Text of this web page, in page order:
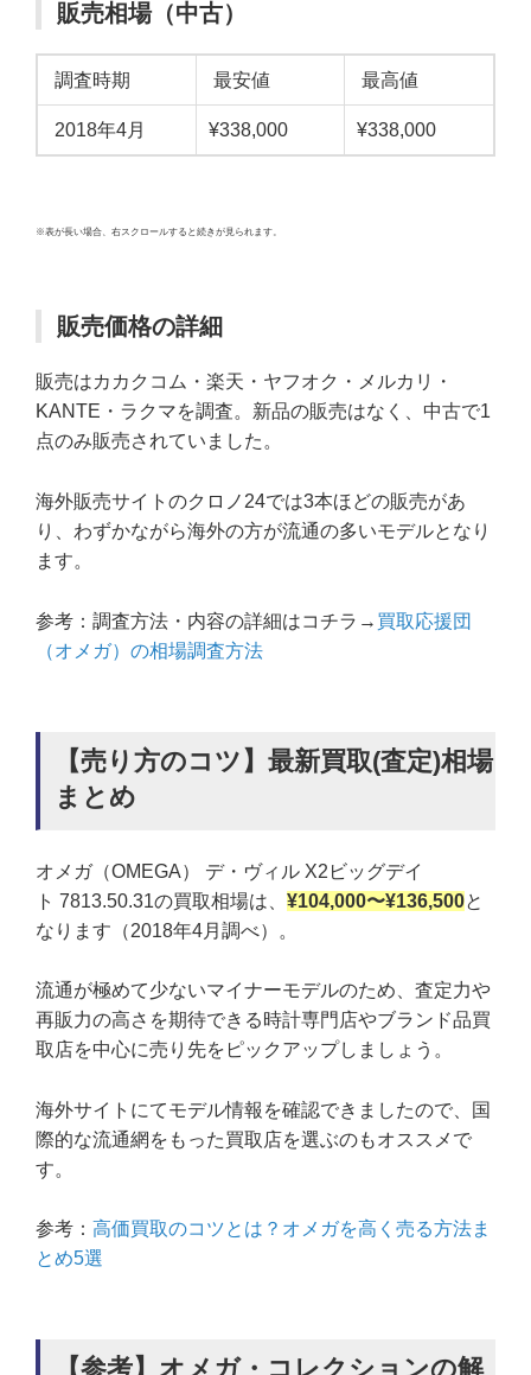
販売相場（中古）
調査時期 最安値 最高値
2018年4月 ¥338,000 ¥338,000
※表が長い場合、右スクロールすると続きが見られます。
販売価格の詳細
販売はカカクコム・楽天・ヤフオク・メルカリ・
KANTE・ラクマを調査。新品の販売はなく、中古で1
点のみ販売されていました。
海外販売サイトのクロノ24では3本ほどの販売があ
り、わずかながら海外の方が流通の多いモデルとなり
ます。
参考：調査方法・内容の詳細はコチラ→ 買取応援団
（オメガ）の相場調査方法
【売り方のコツ】最新買取(査定)相場
まとめ
オメガ（OMEGA） デ・ヴィル X2ビッグデイ
ト 7813.50.31の買取相場は、 ¥104,000〜¥136,500と
なります（2018年4月調べ）。
流通が極めて少ないマイナーモデルのため、査定力や
再販力の高さを期待できる時計専門店やブランド品買
取店を中心に売り先をピックアップしましょう。
海外サイトにてモデル情報を確認できましたので、国
際的な流通網をもった買取店を選ぶのもオススメで
す。
参考： 高価買取のコツとは？オメガを高く売る方法ま
とめ5選
【参考】オメガ・コレクションの解